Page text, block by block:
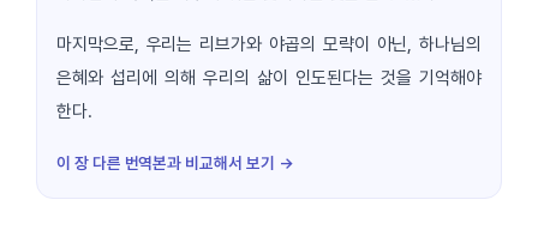
마지막으로, 우리는 리브가와 야곱의 모략이 아닌, 하나님의
은혜와 섭리에 의해 우리의 삶이 인도된다는 것을 기억해야
한다.
이 장 다른 번역본과 비교해서 보기 →